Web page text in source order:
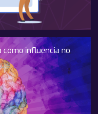
como influencia no